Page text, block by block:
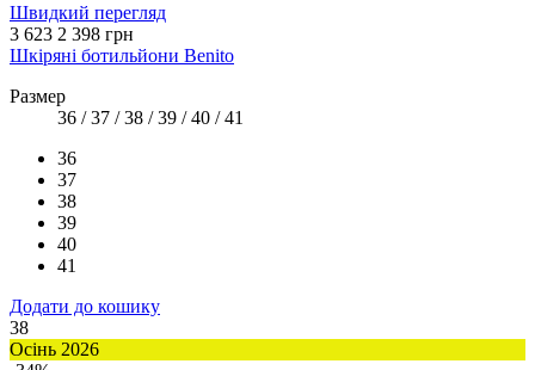
Швидкий перегляд
3 623 2 398 грн
Шкіряні ботильйони Benito
Размер
36 / 37 / 38 / 39 / 40 / 41
36
37
38
39
40
41
Додати до кошику
38
Осінь 2026